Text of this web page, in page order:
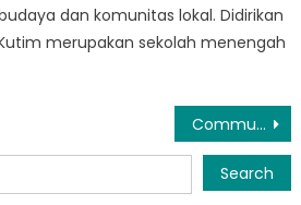
dan komunitas lokal. Didirikan
merupakan sekolah menengah
Community Engagement Key Focus for Dinas Pendidikan Kabupaten Kutai Timur
Search